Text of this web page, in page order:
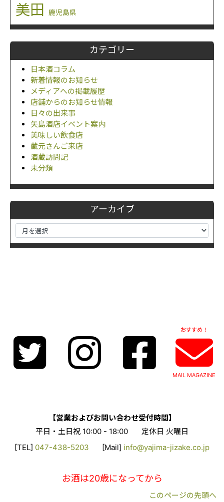
美田
鹿児島県
カテゴリー
日本酒コラム
新着情報のお知らせ
メディアへの掲載履歴
店舗からのお知らせ情報
日々の出来事
矢島酒店イベント案内
美味しい飲食店
蔵元さんご来店
酒蔵訪問記
未分類
アーカイブ
おすすめ！
MAIL MAGAZINE
【営業およびお問い合わせ受付時間】
平日・土日祝 10:00 - 18:00
定休日 火曜日
[TEL] 047-438-5203 [Mail] info@yajima-jizake.co.jp
お酒は20歳になってから
このページの先頭へ